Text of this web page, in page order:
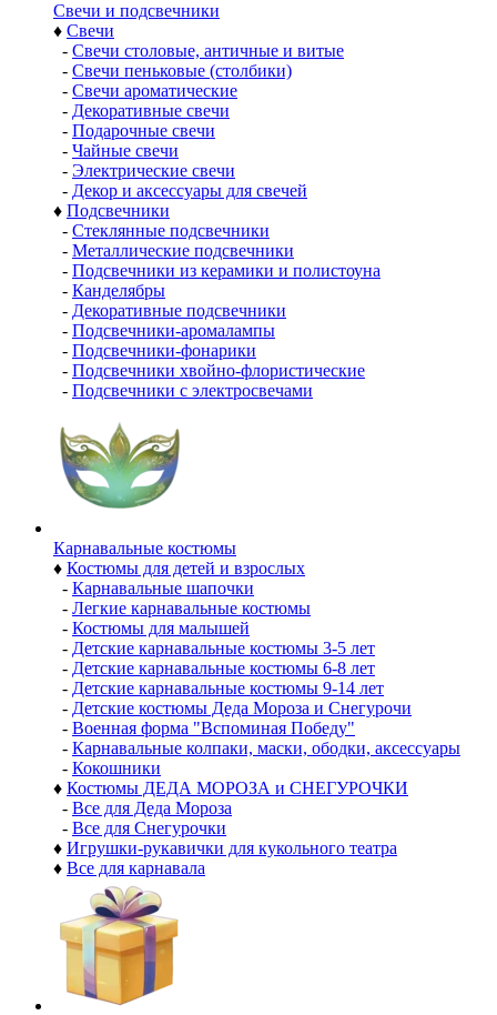
Свечи и подсвечники
♦ Свечи
- Свечи столовые, античные и витые
- Свечи пеньковые (столбики)
- Свечи ароматические
- Декоративные свечи
- Подарочные свечи
- Чайные свечи
- Электрические свечи
- Декор и аксессуары для свечей
♦ Подсвечники
- Стеклянные подсвечники
- Металлические подсвечники
- Подсвечники из керамики и полистоуна
- Канделябры
- Декоративные подсвечники
- Подсвечники-аромалампы
- Подсвечники-фонарики
- Подсвечники хвойно-флористические
- Подсвечники с электросвечами
Карнавальные костюмы
♦ Костюмы для детей и взрослых
- Карнавальные шапочки
- Легкие карнавальные костюмы
- Костюмы для малышей
- Детские карнавальные костюмы 3-5 лет
- Детские карнавальные костюмы 6-8 лет
- Детские карнавальные костюмы 9-14 лет
- Детские костюмы Деда Мороза и Снегурочи
- Военная форма "Вспоминая Победу"
- Карнавальные колпаки, маски, ободки, аксессуары
- Кокошники
♦ Костюмы ДЕДА МОРОЗА и СНЕГУРОЧКИ
- Все для Деда Мороза
- Все для Снегурочки
♦ Игрушки-рукавички для кукольного театра
♦ Все для карнавала